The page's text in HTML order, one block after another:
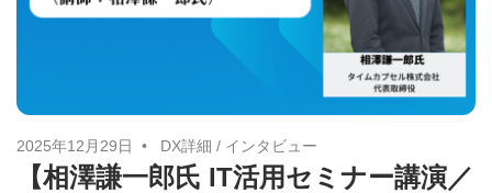
し
し
い
取
2025年12月29日 DX詳細 / インタビュー
【相澤謙一郎氏 IT活用セミナー講演／